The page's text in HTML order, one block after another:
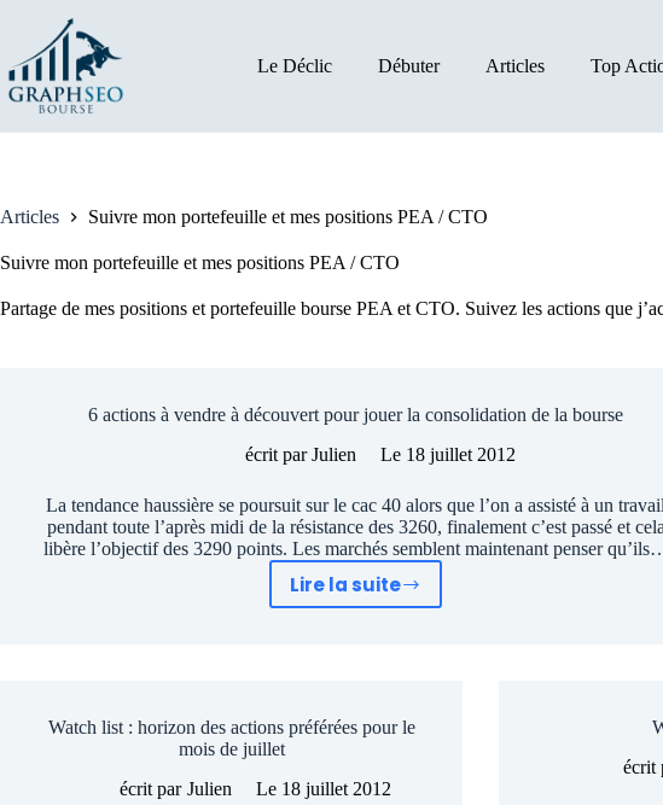
contenu
Le Déclic Débuter Articles Top
Articles Suivre mon portefeuille et mes positions PEA / CTO
Suivre mon portefeuille et mes positions PEA / CTO
Partage de mes positions et portefeuille bourse PEA et CTO. Suivez les actions que
6 actions à vendre à découvert pour jouer la consolidation de la bourse
écrit par Julien Le 18 juillet 2012
La tendance haussière se poursuit sur le cac 40 alors que l’on a assisté à un travail
pendant toute l’après midi de la résistance des 3260, finalement c’est passé et cela
libère l’objectif des 3290 points. Les marchés semblent maintenant penser
Lire la suite
6
découvert
jouer
Watch list : horizon des actions préférées pour le
mois de juillet
écrit par Julien Le 18 juillet 2012
écrit